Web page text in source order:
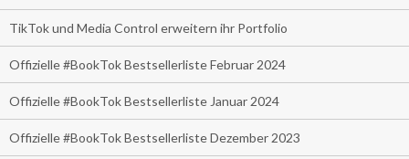
TikTok und Media Control erweitern ihr Portfolio
Offizielle #BookTok Bestsellerliste Februar 2024
Offizielle #BookTok Bestsellerliste Januar 2024
Offizielle #BookTok Bestsellerliste Dezember 2023